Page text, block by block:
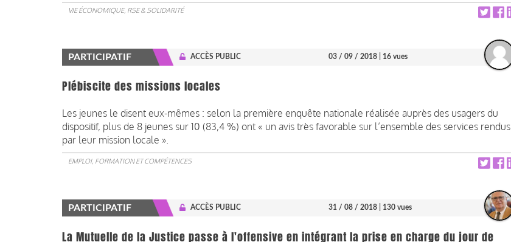
VIE ÉCONOMIQUE, RSE & SOLIDARITÉ
PARTICIPATIF ACCÈS PUBLIC 03 / 09 / 2018 | 16 vues
Plébiscite des missions locales
Les jeunes le disent eux-mêmes : selon la première enquête nationale réalisée auprès des usagers du
dispositif, plus de 8 jeunes sur 10 (83,4 %) ont « un avis très favorable sur l’ensemble des services rendus
par leur mission locale ».
EMPLOI, FORMATION ET COMPÉTENCES
PARTICIPATIF ACCÈS PUBLIC 31 / 08 / 2018 | 130 vues
La Mutuelle de la Justice passe à l'offensive en intégrant la prise en charge du jour de